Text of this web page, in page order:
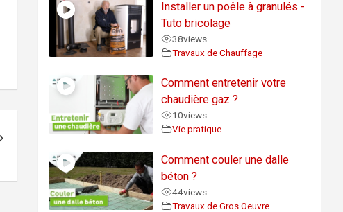
Installer un poêle à granulés -
Tuto bricolage
38views
Travaux de Chauffage
Comment entretenir votre
chaudière gaz ?
10views
Vie pratique
Comment couler une dalle
béton ?
44views
Travaux de Gros Oeuvre